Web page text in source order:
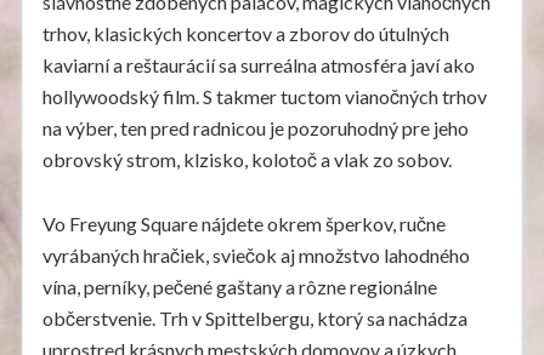
trhov, klasických koncertov a zborov do útulných
kaviarní a reštaurácií sa surreálna atmosféra javí ako
hollywoodský film. S takmer tuctom vianočných trhov
na výber, ten pred radnicou je pozoruhodný pre jeho
obrovský strom, klzisko, kolotoč a vlak zo sobov.
Vo Freyung Square nájdete okrem šperkov, ručne
vyrábaných hračiek, sviečok aj množstvo lahodného
vína, perníky, pečené gaštany a rôzne regionálne
občerstvenie. Trh v Spittelbergu, ktorý sa nachádza
uprostred krásnych mestských domovov a úzkych